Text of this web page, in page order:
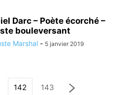
Darc – Poète écorché –
bouleversant
Marshal - 5 janvier 2019
142 143